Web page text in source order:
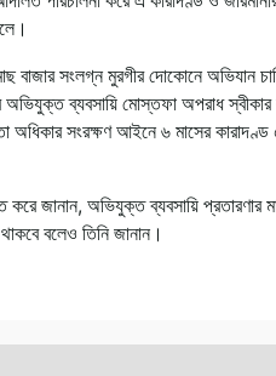
বাজার সংলগ্ন মুরগীর দোকোনে অভিযান
অভিযুক্ত ব্যবসায়ি মোস্তফা অপরাধ
সংরক্ষণ আইনে ৬ মাসের কারাদণ্ড
করে জানান, অভিযুক্ত ব্যবসায়ি
বলেও তিনি জানান।